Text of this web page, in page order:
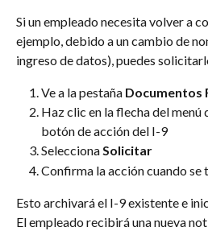
Si un empleado necesita volver a
ejemplo, debido a un cambio de
ingreso de datos), puedes
Ve a la pestaña Documentos
Haz clic en la flecha del
botón de acción del I-9
Selecciona Solicitar
Confirma la acción cuando se
Esto archivará el I-9 existente e
El empleado recibirá una nueva